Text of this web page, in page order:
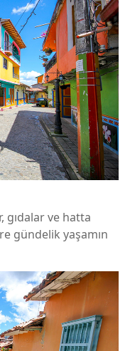
gıdalar ve hatta
gündelik yaşamın